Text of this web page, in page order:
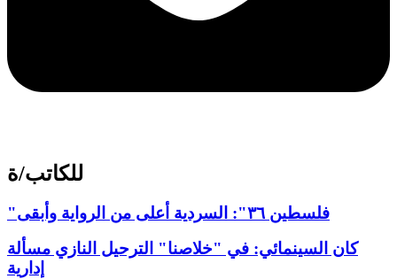
للكاتب/ة
"فلسطين ٣٦": السردية أعلى من الرواية وأبقى
كان السينمائي: في "خلاصنا" الترحيل النازي مسألة
إدارية